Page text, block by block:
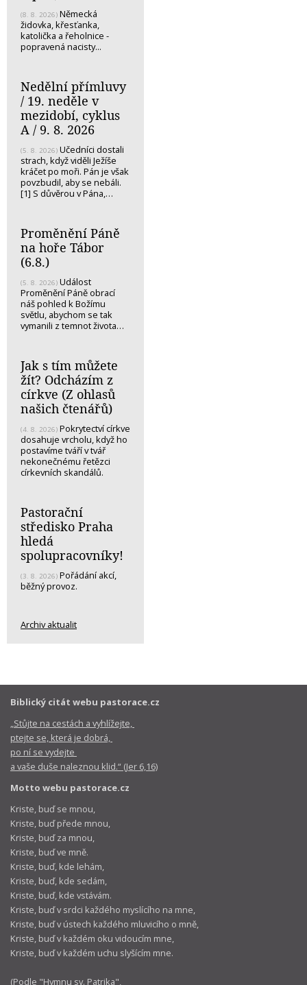
(8. 8. 2026) Německá
židovka, křesťanka,
katolička a řeholnice -
popravená nacisty...
Nedělní přímluvy
/ 19. neděle v
mezidobí, cyklus
A / 9. 8. 2026
(5. 8. 2026) Učedníci dostali
strach, když viděli Ježíše
kráčet po moři. Pán je však
povzbudil, aby se nebáli.
[1] S důvěrou v Pána,…
Proměnění Páně
na hoře Tábor
(6.8.)
(5. 8. 2026) Událost
Proměnění Páně obrací
náš pohled k Božímu
světlu, abychom se tak
vymanili z temnot života…
Jak s tím můžete
žít? Odcházím z
církve (Z ohlasů
našich čtenářů)
(4. 8. 2026) Pokrytectví církve
dosahuje vrcholu, když ho
postavíme tváří v tvář
nekonečnému řetězci
církevních skandálů.
Pastorační
středisko Praha
hledá
spolupracovníky!
(3. 8. 2026) Pořádání akcí,
běžný provoz.
Archiv aktualit
Biblický citát webu pastorace.cz
„Stůjte na cestách a vyhlížejte,
ptejte se, která je dobrá,
po ní se vydejte
a vaše duše naleznou klid.“ (Jer 6,16)
Motto webu pastorace.cz
Kriste, buď se mnou,
Kriste, buď přede mnou,
Kriste, buď za mnou,
Kriste, buď ve mně.
Kriste, buď, kde lehám,
Kriste, buď, kde sedám,
Kriste, buď, kde vstávám.
Kriste, buď v srdci každého myslícího na mne,
Kriste, buď v ústech každého mluvicího o mně,
Kriste, buď v každém oku vidoucím mne,
Kriste, buď v každém uchu slyšícím mne.
(Podle "Hymnu sv. Patrika",